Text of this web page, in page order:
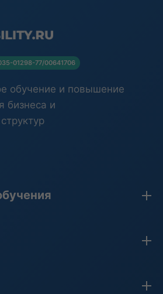
01298-77/00641706
обучение и повышение
бизнеса и